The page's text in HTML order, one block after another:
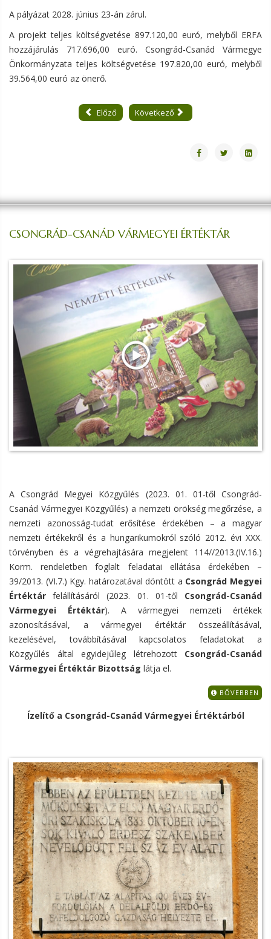
A pályázat 2028. június 23-án zárul.
A projekt teljes költségvetése 897.120,00 euró, melyből ERFA
hozzájárulás 717.696,00 euró. Csongrád-Csanád Vármegye
Önkormányzata teljes költségvetése 197.820,00 euró, melyből
39.564,00 euró az önerő.
Előző Következő
CSONGRÁD-CSANÁD VÁRMEGYEI ÉRTÉKTÁR
A Csongrád Megyei Közgyűlés (2023. 01. 01-től Csongrád-
Csanád Vármegyei Közgyűlés) a nemzeti örökség megőrzése, a
nemzeti azonosság-tudat erősítése érdekében – a magyar
nemzeti értékekről és a hungarikumokról szóló 2012. évi XXX.
törvényben és a végrehajtására megjelent 114//2013.(IV.16.)
Korm. rendeletben foglalt feladatai ellátása érdekében –
39/2013. (VI.7.) Kgy. határozatával döntött a Csongrád Megyei
Értéktár felállításáról (2023. 01. 01-től Csongrád-Csanád
Vármegyei Értéktár). A vármegyei nemzeti értékek
azonosításával, a vármegyei értéktár összeállításával,
kezelésével, továbbításával kapcsolatos feladatokat a
Közgyűlés által egyidejűleg létrehozott Csongrád-Csanád
Vármegyei Értéktár Bizottság látja el.
BŐVEBBEN
Ízelítő a Csongrád-Csanád Vármegyei Értéktárból